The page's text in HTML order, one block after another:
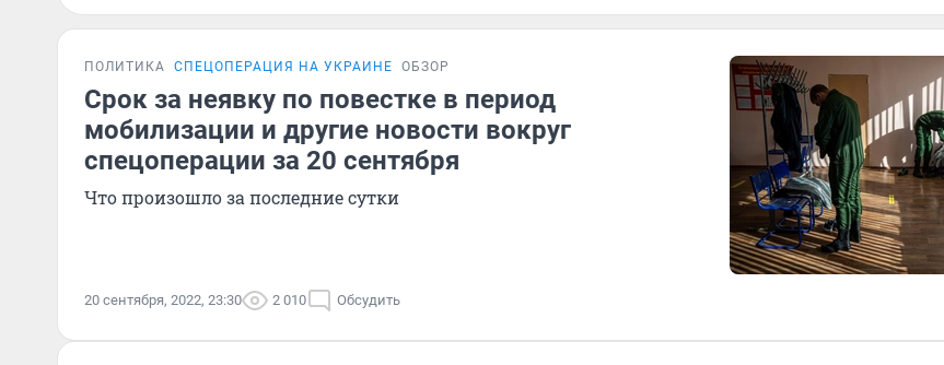
ПОЛИТИКА СПЕЦОПЕРАЦИЯ НА УКРАИНЕ ОБЗОР
Срок за неявку по повестке в период
мобилизации и другие новости вокруг
спецоперации за 20 сентября
Что произошло за последние сутки
20 сентября, 2022, 23:30 2 010 Обсудить